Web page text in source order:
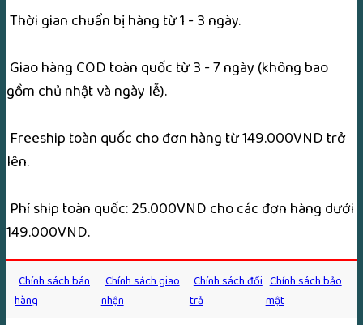
Thời gian chuẩn bị hàng từ 1 - 3 ngày.
Giao hàng COD toàn quốc từ 3 - 7 ngày (không bao
gồm chủ nhật và ngày lễ).
Freeship toàn quốc cho đơn hàng từ 149.000VND trở
lên.
Phí ship toàn quốc: 25.000VND cho các đơn hàng dưới
149.000VND.
Chính sách bán
hàng
Chính sách giao
nhận
Chính sách đổi
trả
Chính sách bảo
mật